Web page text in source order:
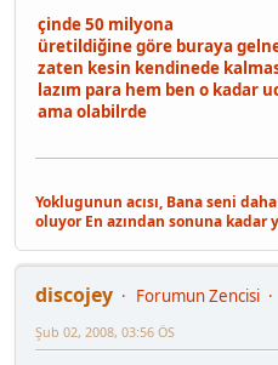
çinde 50 milyona
üretildiğine göre buraya
zaten kesin kendinede
lazım para hem ben o kadar
ama olabilrde
Yoklugunun acısı, Bana seni
oluyor En azından sonuna kadar
discojey Forumun Zencisi
Şub 02, 2008, 03:56 ÖS